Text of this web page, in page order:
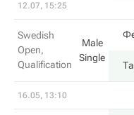
12.07, 15:25
Swedish
Open,
Qualification
Male
Single
16.05, 13:10